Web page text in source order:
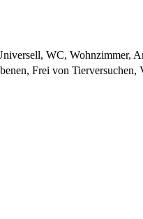
WC, Wohnzimmer,
Frei von Tierversuchen,